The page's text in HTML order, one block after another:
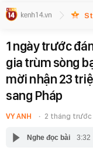
1 ngày trước
gia trùm sòng
mời nhận 23
sang Pháp
VY ANH 2 tháng trước
Nghe đọc bài 3:32